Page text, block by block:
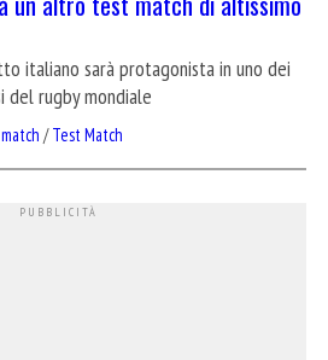
italiano sarà protagonista in uno dei
del rugby mondiale
/Test Match